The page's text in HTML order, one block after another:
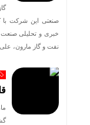
صنعتی این شرکت با
خبری و تحلیلی صنعت
نفت و گاز مارون،